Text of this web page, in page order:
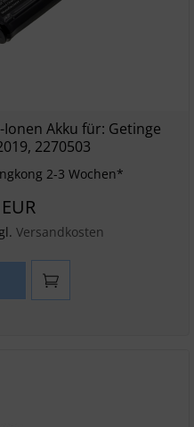
Ionen Akku für: Getinge
2270503
2-3 Wochen*
Versandkosten